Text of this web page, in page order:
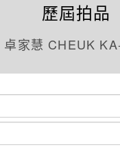
歷屆拍品
卓家慧 CHEUK